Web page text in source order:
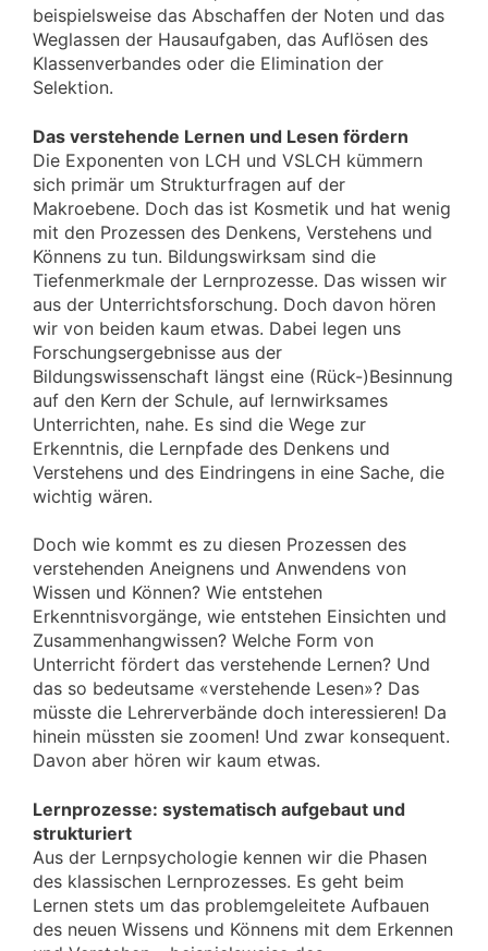
beispielsweise das Abschaffen der Noten und das
Weglassen der Hausaufgaben, das Auflösen des
Klassenverbandes oder die Elimination der
Selektion.
Das verstehende Lernen und Lesen fördern
Die Exponenten von LCH und VSLCH kümmern
sich primär um Strukturfragen auf der
Makroebene. Doch das ist Kosmetik und hat wenig
mit den Prozessen des Denkens, Verstehens und
Könnens zu tun. Bildungswirksam sind die
Tiefenmerkmale der Lernprozesse. Das wissen wir
aus der Unterrichtsforschung. Doch davon hören
wir von beiden kaum etwas. Dabei legen uns
Forschungsergebnisse aus der
Bildungswissenschaft längst eine (Rück-)Besinnung
auf den Kern der Schule, auf lernwirksames
Unterrichten, nahe. Es sind die Wege zur
Erkenntnis, die Lernpfade des Denkens und
Verstehens und des Eindringens in eine Sache, die
wichtig wären.
Doch wie kommt es zu diesen Prozessen des
verstehenden Aneignens und Anwendens von
Wissen und Können? Wie entstehen
Erkenntnisvorgänge, wie entstehen Einsichten und
Zusammenhangwissen? Welche Form von
Unterricht fördert das verstehende Lernen? Und
das so bedeutsame «verstehende Lesen»? Das
müsste die Lehrerverbände doch interessieren! Da
hinein müssten sie zoomen! Und zwar konsequent.
Davon aber hören wir kaum etwas.
Lernprozesse: systematisch aufgebaut und
strukturiert
Aus der Lernpsychologie kennen wir die Phasen
des klassischen Lernprozesses. Es geht beim
Lernen stets um das problemgeleitete Aufbauen
des neuen Wissens und Könnens mit dem Erkennen